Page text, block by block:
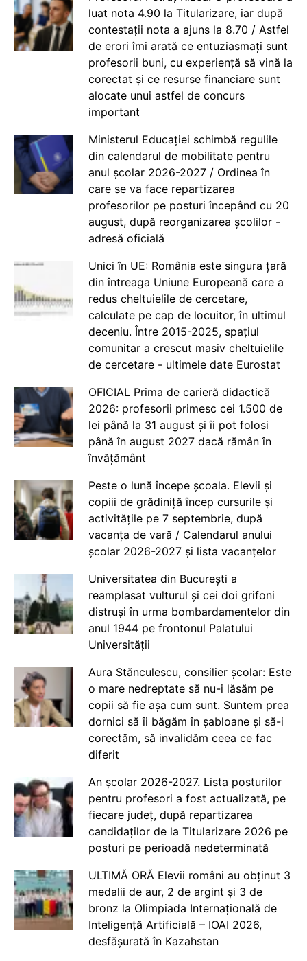
luat nota 4.90 la Titularizare, iar după
contestații nota a ajuns la 8.70 / Astfel
de erori îmi arată ce entuziasmați sunt
profesorii buni, cu experiență să vină la
corectat și ce resurse financiare sunt
alocate unui astfel de concurs
important
Ministerul Educației schimbă regulile
din calendarul de mobilitate pentru
anul școlar 2026-2027 / Ordinea în
care se va face repartizarea
profesorilor pe posturi începând cu 20
august, după reorganizarea școlilor -
adresă oficială
Unici în UE: România este singura țară
din întreaga Uniune Europeană care a
redus cheltuielile de cercetare,
calculate pe cap de locuitor, în ultimul
deceniu. Între 2015-2025, spațiul
comunitar a crescut masiv cheltuielile
de cercetare - ultimele date Eurostat
OFICIAL Prima de carieră didactică
2026: profesorii primesc cei 1.500 de
lei până la 31 august și îi pot folosi
până în august 2027 dacă rămân în
învățământ
Peste o lună începe școala. Elevii și
copiii de grădiniță încep cursurile și
activitățile pe 7 septembrie, după
vacanța de vară / Calendarul anului
școlar 2026-2027 și lista vacanțelor
Universitatea din București a
reamplasat vulturul și cei doi grifoni
distruși în urma bombardamentelor din
anul 1944 pe frontonul Palatului
Universității
Aura Stănculescu, consilier școlar: Este
o mare nedreptate să nu-i lăsăm pe
copii să fie așa cum sunt. Suntem prea
dornici să îi băgăm în șabloane și să-i
corectăm, să invalidăm ceea ce fac
diferit
An școlar 2026-2027. Lista posturilor
pentru profesori a fost actualizată, pe
fiecare județ, după repartizarea
candidaților de la Titularizare 2026 pe
posturi pe perioadă nedeterminată
ULTIMĂ ORĂ Elevii români au obținut 3
medalii de aur, 2 de argint și 3 de
bronz la Olimpiada Internațională de
Inteligență Artificială – IOAI 2026,
desfășurată în Kazahstan